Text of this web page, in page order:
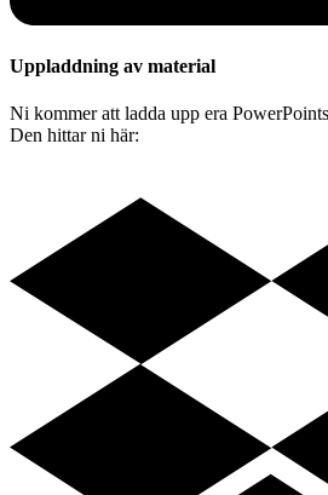
Uppladdning av material
Ni kommer att ladda upp era
Den hittar ni här: